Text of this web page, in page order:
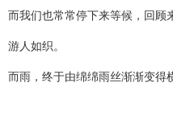
而我们也常常停下来等候，回顾
游人如织。
而雨，终于由绵绵雨丝渐渐变得